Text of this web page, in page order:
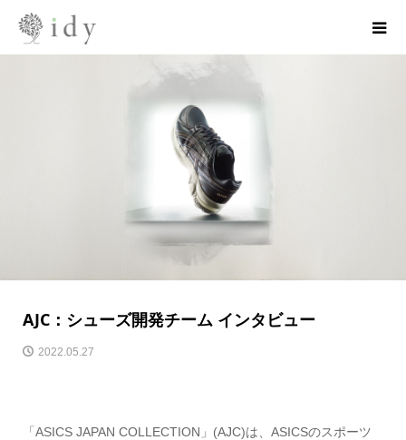
AJC：シューズ開発チーム インタビュー
2022.05.27
「ASICS JAPAN COLLECTION」(AJC)は、ASICSのスポーツ